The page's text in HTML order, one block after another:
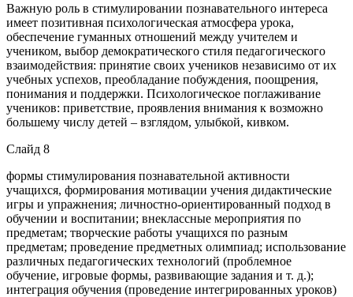
Важную роль в стимулировании познавательного интереса
имеет позитивная психологическая атмосфера урока,
обеспечение гуманных отношений между учителем и
учеником, выбор демократического стиля педагогического
взаимодействия: принятие своих учеников независимо от их
учебных успехов, преобладание побуждения, поощрения,
понимания и поддержки. Психологическое поглаживание
учеников: приветствие, проявления внимания к возможно
большему числу детей – взглядом, улыбкой, кивком.
Слайд 8
формы стимулирования познавательной активности
учащихся, формирования мотивации учения дидактические
игры и упражнения; личностно-ориентированный подход в
обучении и воспитании; внеклассные мероприятия по
предметам; творческие работы учащихся по разным
предметам; проведение предметных олимпиад; использование
различных педагогических технологий (проблемное
обучение, игровые формы, развивающие задания и т. д.);
интеграция обучения (проведение интегрированных уроков)